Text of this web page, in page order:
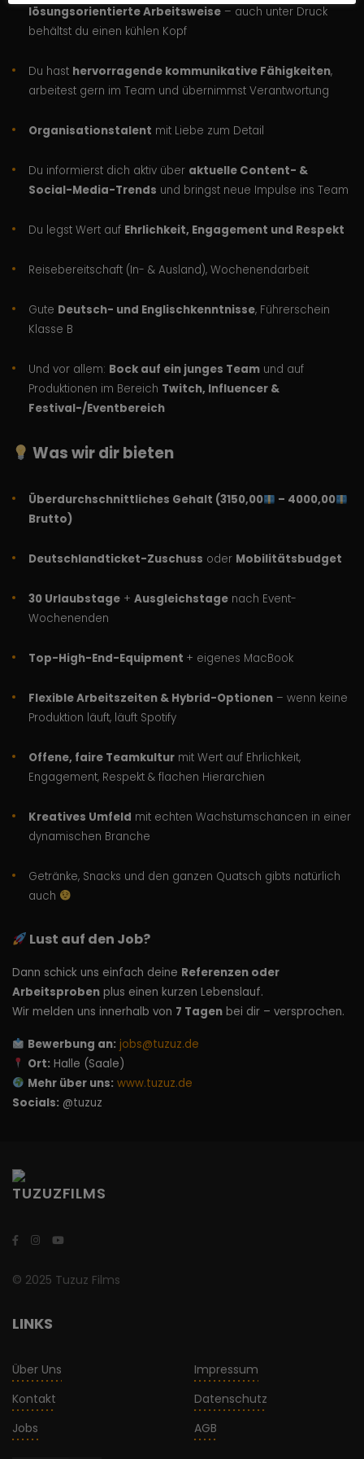
lösungsorientierte Arbeitsweise – auch unter Druck
behältst du einen kühlen Kopf
Du hast hervorragende kommunikative Fähigkeiten,
arbeitest gern im Team und übernimmst Verantwortung
Organisationstalent mit Liebe zum Detail
Du informierst dich aktiv über aktuelle Content- &
Social-Media-Trends und bringst neue Impulse ins Team
Du legst Wert auf Ehrlichkeit, Engagement und Respekt
Reisebereitschaft (In- & Ausland), Wochenendarbeit
Gute Deutsch- und Englischkenntnisse, Führerschein
Klasse B
Und vor allem: Bock auf ein junges Team und auf
Produktionen im Bereich Twitch, Influencer &
Festival-/Eventbereich
Was wir dir bieten
Überdurchschnittliches Gehalt (3150,00
– 4000,00
Brutto)
Deutschlandticket-Zuschuss oder Mobilitätsbudget
30 Urlaubstage + Ausgleichstage nach Event-
Wochenenden
Top-High-End-Equipment + eigenes MacBook
Flexible Arbeitszeiten & Hybrid-Optionen – wenn keine
Produktion läuft, läuft Spotify
Offene, faire Teamkultur mit Wert auf Ehrlichkeit,
Engagement, Respekt & flachen Hierarchien
Kreatives Umfeld mit echten Wachstumschancen in einer
dynamischen Branche
Getränke, Snacks und den ganzen Quatsch gibts natürlich
auch
Lust auf den Job?
Dann schick uns einfach deine Referenzen oder
Arbeitsproben plus einen kurzen Lebenslauf.
Wir melden uns innerhalb von 7 Tagen bei dir – versprochen.
Bewerbung an: jobs@tuzuz.de
Ort: Halle (Saale)
Mehr über uns: www.tuzuz.de
Socials: @tuzuz
© 2025 Tuzuz Films
LINKS
Über Uns
Kontakt
Jobs
Impressum
Datenschutz
AGB